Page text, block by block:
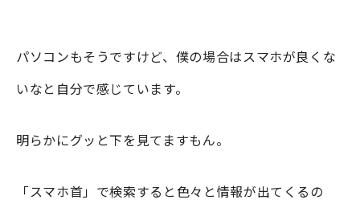
パソコンもそうですけど、僕の場合はスマホが良くな
いなと自分で感じています。
明らかにグッと下を見てますもん。
「スマホ首」で検索すると色々と情報が出てくるの